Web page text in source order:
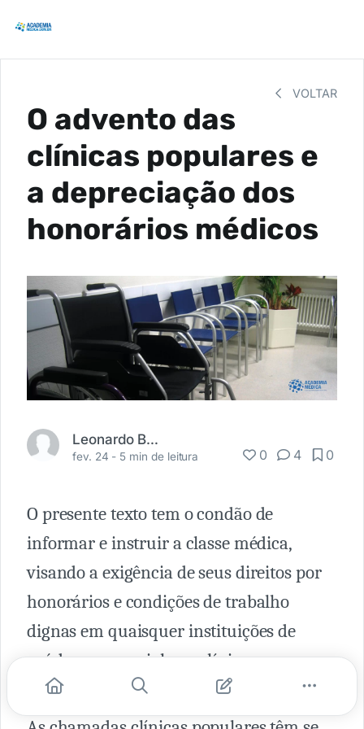
VOLTAR
O advento das
clínicas populares e
a depreciação dos
honorários médicos
Leonardo Batistella
fev. 24 - 5 min de leitura 0 4 0
O presente texto tem o condão de
informar e instruir a classe médica,
visando a exigência de seus direitos por
honorários e condições de trabalho
dignas em quaisquer instituições de
saúde, em especial nas clínicas
populares.